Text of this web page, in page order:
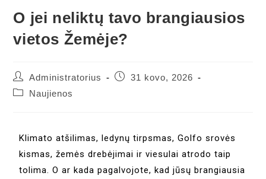
O jei neliktų tavo brangiausios
vietos Žemėje?
Administratorius
31 kovo, 2026
Naujienos
Klimato atšilimas, ledynų tirpsmas, Golfo srovės
kismas, žemės drebėjimai ir viesulai atrodo taip
tolima. O ar kada pagalvojote, kad jūsų brangiausia